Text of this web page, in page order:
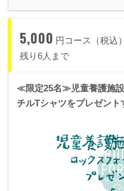
5,000 円コース（税込）
残り6人まで
≪限定25名≫児童養護施
チルTシャツをプレゼント